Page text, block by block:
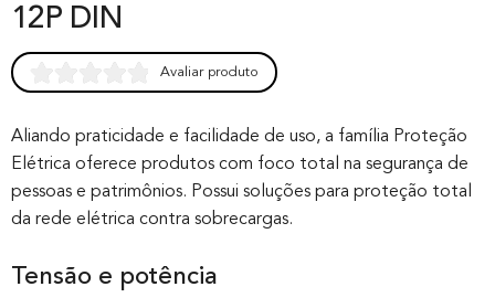
12P DIN
out of 0
based on
customer
Avaliar produto
Aliando praticidade e facilidade de uso, a família Proteção
Elétrica oferece produtos com foco total na segurança de
pessoas e patrimônios. Possui soluções para proteção total
da rede elétrica contra sobrecargas.
Tensão e potência